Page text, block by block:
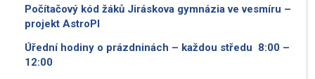
Počítačový kód žáků Jiráskova gymnázia ve vesmíru –
projekt AstroPI
Úřední hodiny o prázdninách – každou středu 8:00 –
12:00